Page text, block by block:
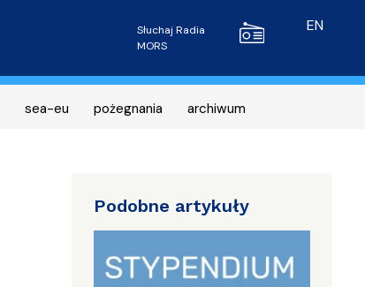
Radio MORS
Słuchaj Radia
MORS
EN
sea-eu pożegnania archiwum
Podobne artykuły